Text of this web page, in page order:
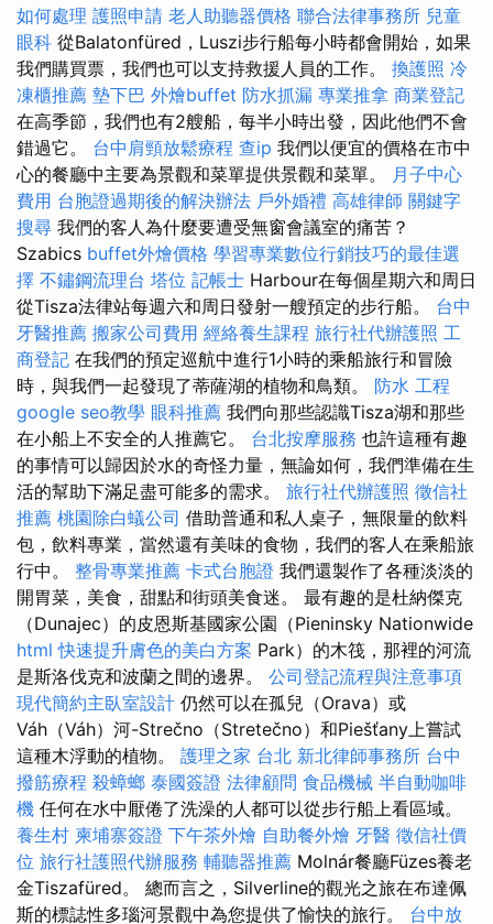
如何處理 護照申請 老人助聽器價格 聯合法律事務所 兒童
眼科 從Balatonfüred，Luszi步行船每小時都會開始，如果
我們購買票，我們也可以支持救援人員的工作。 換護照 冷
凍櫃推薦 墊下巴 外燴buffet 防水抓漏 專業推拿 商業登記
在高季節，我們也有2艘船，每半小時出發，因此他們不會
錯過它。 台中肩頸放鬆療程 查ip 我們以便宜的價格在市中
心的餐廳中主要為景觀和菜單提供景觀和菜單。 月子中心
費用 台胞證過期後的解決辦法 戶外婚禮 高雄律師 關鍵字
搜尋 我們的客人為什麼要遭受無窗會議室的痛苦？
Szabics buffet外燴價格 學習專業數位行銷技巧的最佳選
擇 不鏽鋼流理台 塔位 記帳士 Harbour在每個星期六和周日
從Tisza法律站每週六和周日發射一艘預定的步行船。 台中
牙醫推薦 搬家公司費用 經絡養生課程 旅行社代辦護照 工
商登記 在我們的預定巡航中進行1小時的乘船旅行和冒險
時，與我們一起發現了蒂薩湖的植物和鳥類。 防水 工程
google seo教學 眼科推薦 我們向那些認識Tisza湖和那些
在小船上不安全的人推薦它。 台北按摩服務 也許這種有趣
的事情可以歸因於水的奇怪力量，無論如何，我們準備在生
活的幫助下滿足盡可能多的需求。 旅行社代辦護照 徵信社
推薦 桃園除白蟻公司 借助普通和私人桌子，無限量的飲料
包，飲料專業，當然還有美味的食物，我們的客人在乘船旅
行中。 整骨專業推薦 卡式台胞證 我們還製作了各種淡淡的
開胃菜，美食，甜點和街頭美食迷。 最有趣的是杜納傑克
（Dunajec）的皮恩斯基國家公園（Pieninsky Nationwide
html 快速提升膚色的美白方案 Park）的木筏，那裡的河流
是斯洛伐克和波蘭之間的邊界。 公司登記流程與注意事項
現代簡約主臥室設計 仍然可以在孤兒（Orava）或
Váh（Váh）河-Strečno（Stretečno）和Piešťany上嘗試
這種木浮動的植物。 護理之家 台北 新北律師事務所 台中
撥筋療程 殺蟑螂 泰國簽證 法律顧問 食品機械 半自動咖啡
機 任何在水中厭倦了洗澡的人都可以從步行船上看區域。
養生村 柬埔寨簽證 下午茶外燴 自助餐外燴 牙醫 徵信社價
位 旅行社護照代辦服務 輔聽器推薦 Molnár餐廳Füzes養老
金Tiszafüred。 總而言之，Silverline的觀光之旅在布達佩
斯的標誌性多瑙河景觀中為您提供了愉快的旅行。 台中放